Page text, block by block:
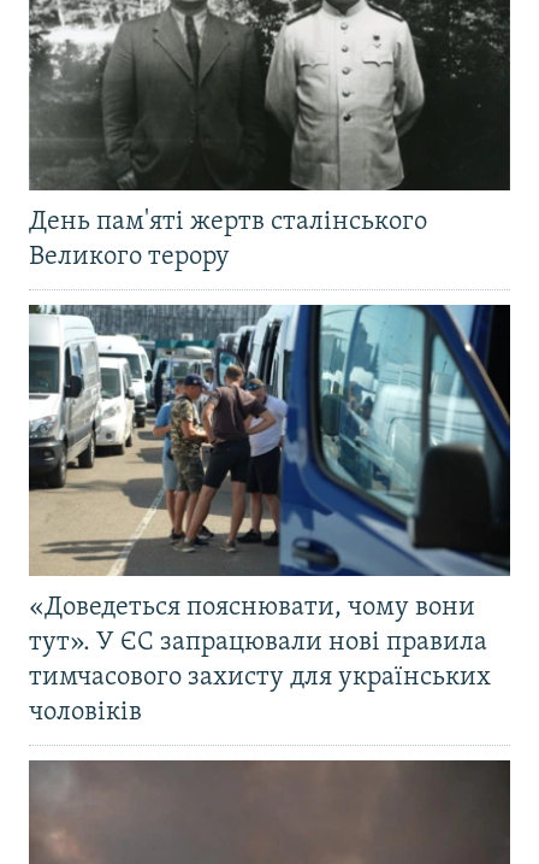
День пам'яті жертв сталінського
Великого терору
«Доведеться пояснювати, чому вони
тут». У ЄС запрацювали нові правила
тимчасового захисту для українських
чоловіків